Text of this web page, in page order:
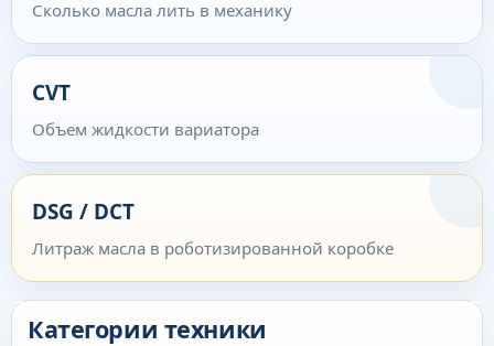
Сколько масла лить в механику
CVT
Объем жидкости вариатора
DSG / DCT
Литраж масла в роботизированной коробке
Категории техники